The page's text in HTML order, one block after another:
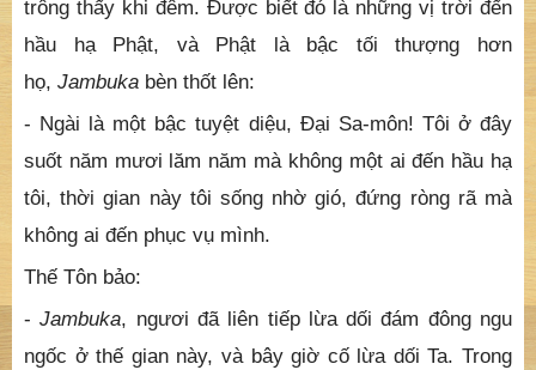
trông thấy khi đêm. Ðược biết đó là những vị trời đến
hầu hạ Phật, và Phật là bậc tối thượng hơn
họ, Jambuka bèn thốt lên:
- Ngài là một bậc tuyệt diệu, Ðại Sa-môn! Tôi ở đây
suốt năm mươi lăm năm mà không một ai đến hầu hạ
tôi, thời gian này tôi sống nhờ gió, đứng ròng rã mà
không ai đến phục vụ mình.
Thế Tôn bảo:
-Jambuka, ngươi đã liên tiếp lừa dối đám đông ngu
ngốc ở thế gian này, và bây giờ cố lừa dối Ta. Trong